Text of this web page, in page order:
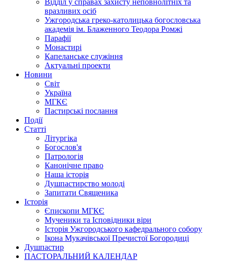
вразливих осіб
Ужгородська греко-католицька богословська
академія ім. Блаженного Теодора Ромжі
Парафії
Монастирі
Капеланське служіння
Актуальні проекти
Новини
Світ
Україна
МГКЄ
Пастирські послання
Події
Статті
Літургіка
Богослов'я
Патрологія
Канонічне право
Наша історія
Душпастирство молоді
Запитати Священика
Історія
Єпископи МГКЄ
Мученики та Ісповідники віри
Історія Ужгородського кафедрального собору
Ікона Мукачівської Пречистої Богородиці
Душпастир
ПАСТОРАЛЬНИЙ КАЛЕНДАР